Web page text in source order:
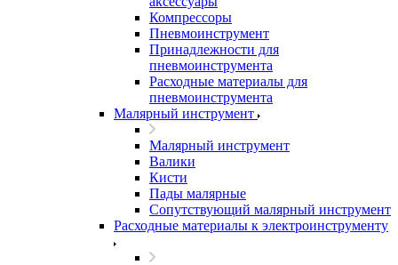
Компрессоры
Пневмоинструмент
Принадлежности для
пневмоинструмента
Расходные материалы для
пневмоинструмента
Малярный инструмент
Малярный инструмент
Валики
Кисти
Пады малярные
Сопутствующий малярный инструмент
Расходные материалы к электроинструменту